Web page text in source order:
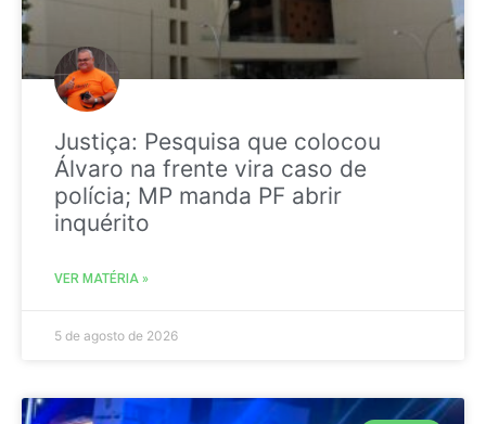
Justiça: Pesquisa que colocou
Álvaro na frente vira caso de
polícia; MP manda PF abrir
inquérito
VER MATÉRIA »
5 de agosto de 2026